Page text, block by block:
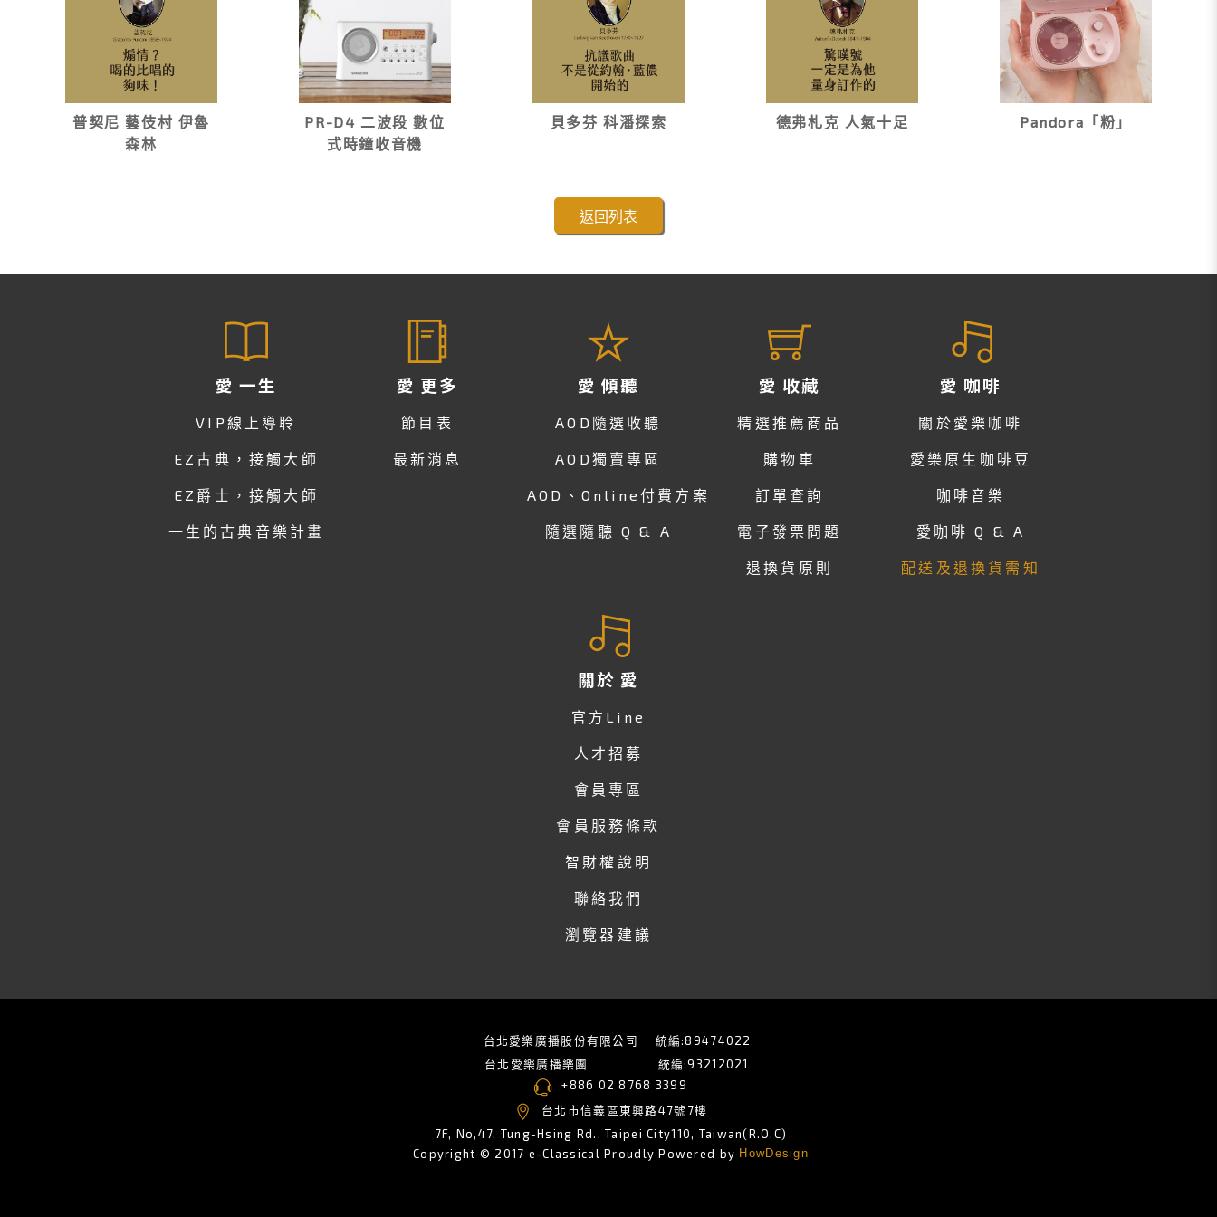
普契尼 藝伎村 伊魯
森林
PR-D4 二波段 數位
式時鐘收音機
貝多芬 科潘探索 德弗札克 人氣十足 Pandora「粉」
返回列表
愛 一生
VIP線上導聆
EZ古典，接觸大師
EZ爵士，接觸大師
一生的古典音樂計畫
愛 更多
節目表
最新消息
愛 傾聽
AOD隨選收聽
AOD獨賣專區
AOD、Online付費方案
隨選隨聽 Q & A
愛 收藏
精選推薦商品
購物車
訂單查詢
電子發票問題
退換貨原則
愛 咖啡
關於愛樂咖啡
愛樂原生咖啡豆
咖啡音樂
愛咖啡 Q & A
配送及退換貨需知
關於 愛
官方Line
人才招募
會員專區
會員服務條款
智財權說明
聯絡我們
瀏覽器建議
台北愛樂廣播股份有限公司
統編:89474022
台北愛樂廣播樂團
統編:93212021
+886 02 8768 3399
台北市信義區東興路47號7樓
7F, No,47, Tung-Hsing Rd., Taipei City110, Taiwan(R.O.C)
Copyright © 2017 e-Classical Proudly Powered by HowDesign